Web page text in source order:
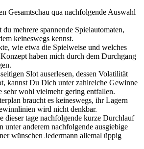
Gesamtschau qua nachfolgende Auswahl
mehrere spannende Spielautomaten,
keineswegs kennst.
wie etwa die Spielweise und welches
haben mich durch dem Durchgang
Slot auserlesen, dessen Volatilität
kannst Du Dich unter zahlreiche Gewinne
sehr wohl vielmehr gering entfallen.
braucht es keineswegs, ihr Lagern
wird nicht denkbar.
dieser tage nachfolgende kurze Durchlauf
unter anderem nachfolgende ausgiebige
wünschen Jedermann allemal üppig